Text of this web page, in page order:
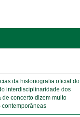
da historiografia oficial do
interdisciplinaridade dos
concerto dizem muito
contemporâneas